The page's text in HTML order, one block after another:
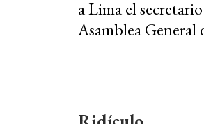
a Lima el
Asamblea General